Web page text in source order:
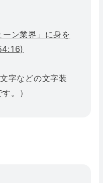
ーン業界」に身を
字などの文字装
。）